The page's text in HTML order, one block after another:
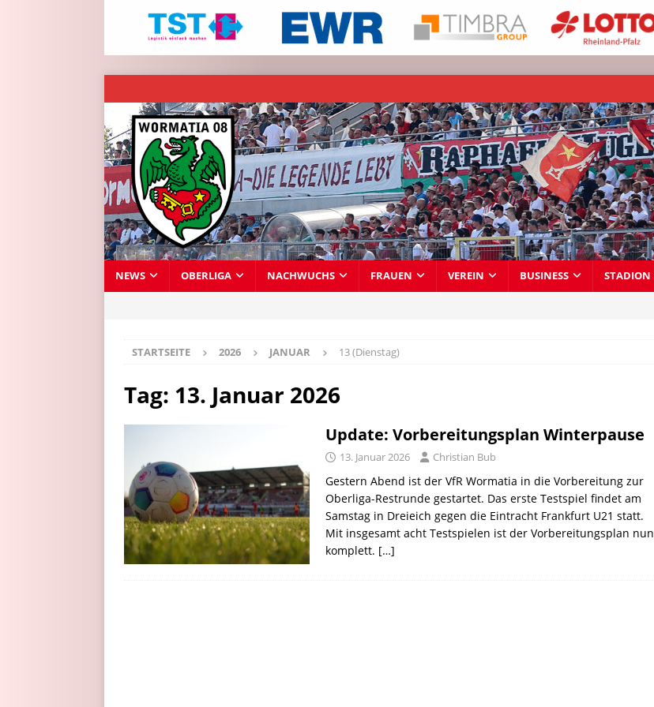
NEWS OBERLIGA NACHWUCHS FRAUEN VEREIN BUSINESS STADION
STARTSEITE 2026 JANUAR 13 (Dienstag)
Tag: 13. Januar 2026
Update: Vorbereitungsplan Winterpause
13. Januar 2026 Christian Bub
Gestern Abend ist der VfR Wormatia in die Vorbereitung zur
Oberliga-Restrunde gestartet. Das erste Testspiel findet am
Samstag in Dreieich gegen die Eintracht Frankfurt U21 statt.
Mit insgesamt acht Testspielen ist der Vorbereitungsplan nun
komplett. […]